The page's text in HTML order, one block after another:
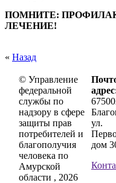
ПОМНИТЕ:
ЛЕЧЕНИЕ!
« Назад
© Управление
федеральной
службы по
надзору в сфере
защиты прав
потребителей и
благополучия
человека по
Амурской
области , 2026
ул.
дом